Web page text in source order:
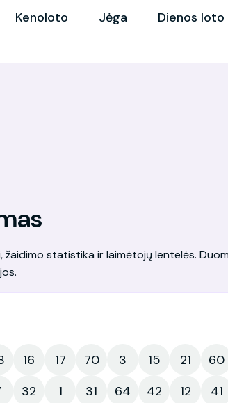
Kenoloto Jėga Dienos loto
statistika ir laimėtojų lentelės.
16 17 70 3 15 21 60
32 1 31 64 42 12 41